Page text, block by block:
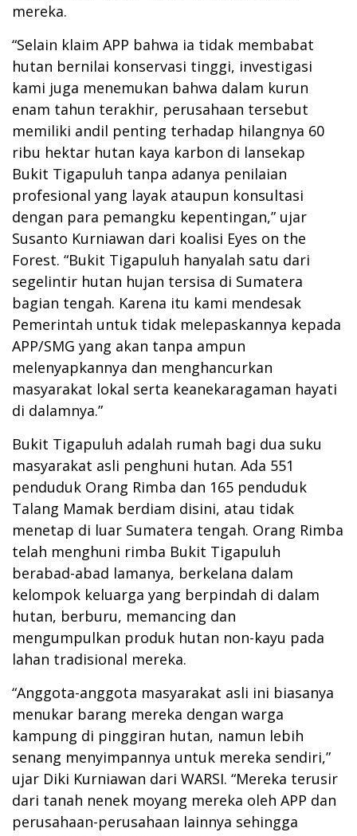
mereka.
“Selain klaim APP bahwa ia tidak membabat
hutan bernilai konservasi tinggi, investigasi
kami juga menemukan bahwa dalam kurun
enam tahun terakhir, perusahaan tersebut
memiliki andil penting terhadap hilangnya 60
ribu hektar hutan kaya karbon di lansekap
Bukit Tigapuluh tanpa adanya penilaian
profesional yang layak ataupun konsultasi
dengan para pemangku kepentingan,” ujar
Susanto Kurniawan dari koalisi Eyes on the
Forest. “Bukit Tigapuluh hanyalah satu dari
segelintir hutan hujan tersisa di Sumatera
bagian tengah. Karena itu kami mendesak
Pemerintah untuk tidak melepaskannya kepada
APP/SMG yang akan tanpa ampun
melenyapkannya dan menghancurkan
masyarakat lokal serta keanekaragaman hayati
di dalamnya.”
Bukit Tigapuluh adalah rumah bagi dua suku
masyarakat asli penghuni hutan. Ada 551
penduduk Orang Rimba dan 165 penduduk
Talang Mamak berdiam disini, atau tidak
menetap di luar Sumatera tengah. Orang Rimba
telah menghuni rimba Bukit Tigapuluh
berabad-abad lamanya, berkelana dalam
kelompok keluarga yang berpindah di dalam
hutan, berburu, memancing dan
mengumpulkan produk hutan non-kayu pada
lahan tradisional mereka.
“Anggota-anggota masyarakat asli ini biasanya
menukar barang mereka dengan warga
kampung di pinggiran hutan, namun lebih
senang menyimpannya untuk mereka sendiri,”
ujar Diki Kurniawan dari WARSI. “Mereka terusir
dari tanah nenek moyang mereka oleh APP dan
perusahaan-perusahaan lainnya sehingga